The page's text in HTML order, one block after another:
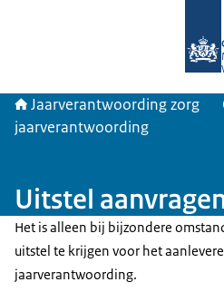
Jaarverantwoording zorg
jaarverantwoording
Uitstel
Het is alleen bij bijzondere
uitstel te krijgen voor het
jaarverantwoording.